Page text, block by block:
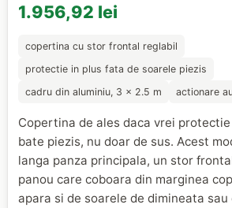
1.956,92 lei
copertina cu stor frontal reglabil
protectie in plus fata de soarele piezis
cadru din aluminiu, 3 x 2.5 m
actionare
Copertina de ales daca vrei
bate piezis, nu doar de sus. Acest
langa panza principala, un stor
panou care coboara din marginea
apara si de soarele de dimineata sau